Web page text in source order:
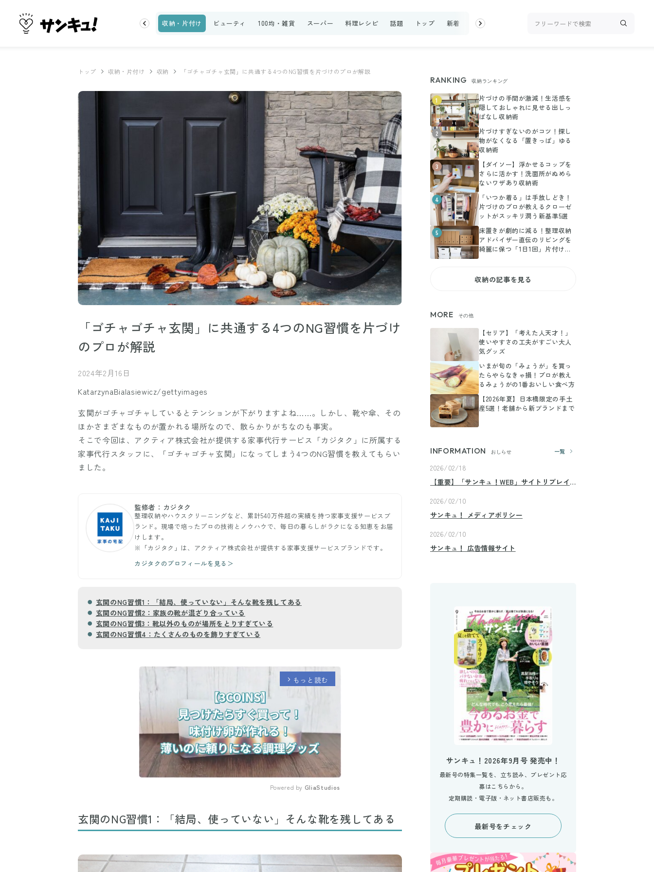
新着 ランキング 家事テク 収納・片付け ビューティ 100均・雑貨 スーパー 料理レシピ 話題 トップ 新着 ランキング 家事テク 収納・片付け
トップ 収納・片付け 収納 「ゴチャゴチャ玄関」に共通する4つのNG習慣を片づけのプロが解説
「ゴチャゴチャ玄関」に共通する4つのNG習慣を片づけ
のプロが解説
2024年2月16日
KatarzynaBialasiewicz/gettyimages
玄関がゴチャゴチャしているとテンションが下がりますよね……。しかし、靴や傘、その
ほかさまざまなものが置かれる場所なので、散らかりがちなのも事実。
そこで今回は、アクティア株式会社が提供する家事代行サービス「カジタク」に所属する
家事代行スタッフに、「ゴチャゴチャ玄関」になってしまう4つのNG習慣を教えてもらい
ました。
監修者：カジタク
整理収納やハウスクリーニングなど、累計540万件超の実績を持つ家事支援サービスブ
ランド。現場で培ったプロの技術とノウハウで、毎日の暮らしがラクになる知恵をお届
けします。
※「カジタク」は、アクティア株式会社が提供する家事支援サービスブランドです。
カジタクのプロフィールを見る＞
玄関のNG習慣1：「結局、使っていない」そんな靴を残してある
玄関のNG習慣2：家族の靴が混ざり合っている
玄関のNG習慣3：靴以外のものが場所をとりすぎている
玄関のNG習慣4：たくさんのものを飾りすぎている
arrow_forward_ios もっと読む
Mute
Powered by GliaStudios
玄関のNG習慣1：「結局、使っていない」そんな靴を残してある
RANKING 収納ランキング
1
片づけの手間が激減！生活感を
隠しておしゃれに見せる出しっ
ぱなし収納術
2
片づけすぎないのがコツ！探し
物がなくなる「置きっぱ」ゆる
収納術
3
【ダイソー】浮かせるコップを
さらに活かす！洗面所がぬめら
ないワザあり収納術
4
「いつか着る」は手放しどき！
片づけのプロが教えるクローゼ
ットがスッキリ潤う新基準5選
5
床置きが劇的に減る！整理収納
アドバイザー直伝のリビングを
綺麗に保つ「1日1回」片付け仕
収納の記事を見る
MORE その他
【セリア】「考えた人天才！」
使いやすさの工夫がすごい大人
気グッズ
いまが旬の「みょうが」を買っ
たらやらなきゃ損！プロが教え
るみょうがの1番おいしい食べ方
【2026年夏】日本橋限定の手土
産5選！老舗から新ブランドまで
INFORMATION おしらせ 一覧
2026/02/18
【重要】「サンキュ！WEB」サイトリプレイ
2026/02/10
サンキュ！ メディアポリシー
2026/02/10
サンキュ！ 広告情報サイト
サンキュ！2026年9月号 発売中！
最新号の特集一覧を、立ち読み、プレゼント応
募はこちらから。
定期購読・電子版・ネット書店販売も。
最新号をチェック